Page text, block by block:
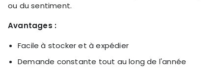
ou du sentiment.
Avantages :
Facile à stocker et à expédier
Demande constante tout au long de l'année